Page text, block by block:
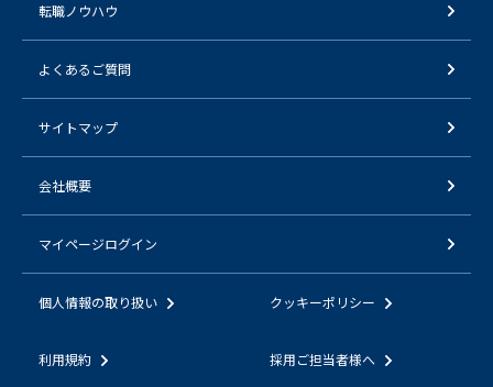
転職ノウハウ
よくあるご質問
サイトマップ
会社概要
マイページログイン
個人情報の取り扱い クッキーポリシー
利用規約 採用ご担当者様へ